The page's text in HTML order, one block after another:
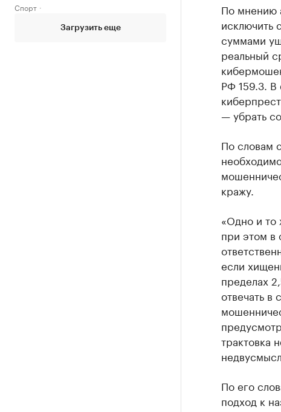
Спорт
Загрузить еще
По мнению
исключить
суммами
реальный
РФ 159.3. В
— убрать
По словам
кражу.
«Одно и то
при этом в
если
пределах
отвечать в
трактовка
По его
подход к